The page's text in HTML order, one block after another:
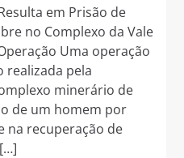
em Prisão de
no Complexo da Vale
Uma operação
realizada pela
minerário de
de um homem por
na recuperação de